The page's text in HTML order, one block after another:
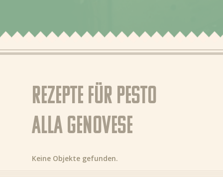
Rezepte für Pesto
alla Genovese
Keine Objekte gefunden.
Produkte
Über Bertolli
Tipps & Tricks